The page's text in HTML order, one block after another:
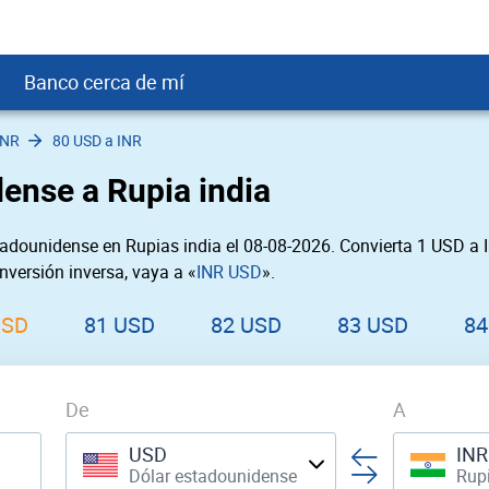
crediticio
Banco cerca de mí
de Mí
Cerca de Mí
de Mí
Cerca de Mí
80 USD a INR
a Rupia india
en Rupias india el 08-08-2026. Convierta 1 USD
inversa, vaya a «INR USD».
81 USD 82 USD 83 USD
De
USD
Dólar estadounidense
A
INR